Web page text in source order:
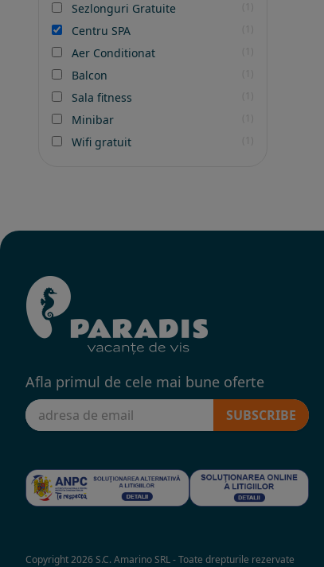
Sezlonguri Gratuite
Centru SPA
Aer Conditionat
Balcon
Sala fitness
Minibar
Wifi gratuit
Afla primul de cele mai bune oferte
SUBSCRIBE
Copyright 2026 S.C. Amarino SRL - Toate drepturile rezervate